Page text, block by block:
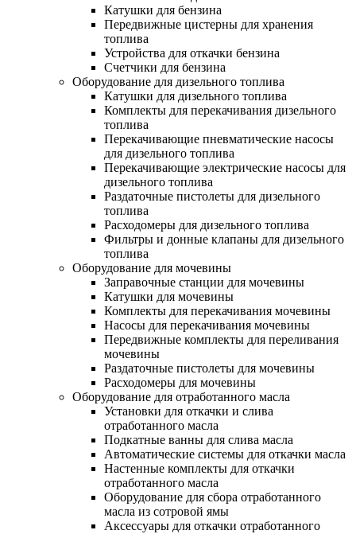
Катушки для бензина
Передвижные цистерны для хранения
топлива
Устройства для откачки бензина
Счетчики для бензина
Оборудование для дизельного топлива
Катушки для дизельного топлива
Комплекты для перекачивания дизельного
топлива
Перекачивающие пневматические насосы
для дизельного топлива
Перекачивающие электрические насосы для
дизельного топлива
Раздаточные пистолеты для дизельного
топлива
Расходомеры для дизельного топлива
Фильтры и донные клапаны для дизельного
топлива
Оборудование для мочевины
Заправочные станции для мочевины
Катушки для мочевины
Комплекты для перекачивания мочевины
Насосы для перекачивания мочевины
Передвижные комплекты для переливания
мочевины
Раздаточные пистолеты для мочевины
Расходомеры для мочевины
Оборудование для отработанного масла
Установки для откачки и слива
отработанного масла
Подкатные ванны для слива масла
Автоматические системы для откачки масла
Настенные комплекты для откачки
отработанного масла
Оборудование для сбора отработанного
масла из сотровой ямы
Аксессуары для откачки отработанного